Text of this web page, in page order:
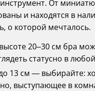
От
и находятся в
о которой мечталось.
20–30 см бра
статусно в
13 см — выбирайте:
выступающее в